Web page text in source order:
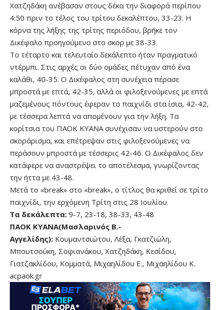
Χατζηδάκη ανέβασαν στους δέκα την διαφορά περίπου
4:50 πριν το τέλος του τρίτου δεκαλέπτου, 33-23. Η
κόρνα της λήξης της τρίτης περιόδου, βρήκε τον
Δικέφαλο προηγούμενο στο σκορ με 38-33.
Το τέταρτο και τελευταίο δεκάλεπτο ήταν πραγματικό
ντέρμπι. Στις αρχές οι δύο ομάδες πέτυχαν από ένα
καλάθι, 40-35. Ο Δικέφαλος στη συνέχεια πέρασε
μπροστά με επτά, 42-35, αλλά οι φιλοξενούμενες με επτά
μαζεμένους πόντους έφεραν το παιχνίδι στα ίσια, 42-42,
με τέσσερα λεπτά να απομένουν για την λήξη. Τα
κορίτσια του ΠΑΟΚ ΚΥΑΝΑ συνέχισαν να υστερούν στο
σκοράρισμα, και επέτρεψαν στις φιλοξενούμενες να
περάσουν μπροστά με τέσσερις 42-46. Ο Δικέφαλος δεν
κατάφερε να αναστρέψει το αποτέλεσμα, γνωρίζοντας
την ήττα με 43-48.
Μετά το «break» στο «break», ο τίτλος θα κριθεί σε τρίτο
παιχνίδι, την ερχόμενη Τρίτη στις 28 Ιουλίου.
Τα δεκάλεπτα: 9-7, 23-18, 38-33, 43-48
ΠΑΟΚ ΚΥΑΝΑ(Μασλαρινός Β.-
Αγγελίδης): Κουμαντσιώτου, Λέξα, Γκατζιώλη,
Μπουτσούκη, Σοφιανάκου, Χατζηδάκη, Κεσίδου,
Γιατζακλίδου, Κομματά, Μιχαηλίδου Ε., Μιχαηλίδου Κ.
acpaok.gr